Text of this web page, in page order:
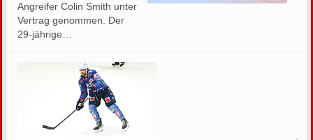
Angreifer Colin Smith unter
Vertrag genommen. Der
29-jährige…